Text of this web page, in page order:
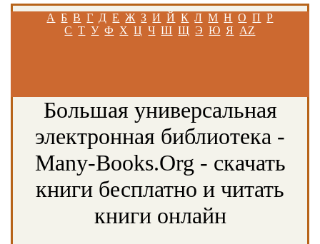
А Б В Г Д Е Ж З И Й К Л М Н О П Р
С Т У Ф Х Ц Ч Ш Щ Э Ю Я AZ
Большая универсальная
электронная библиотека -
Many-Books.Org - скачать
книги бесплатно и читать
книги онлайн